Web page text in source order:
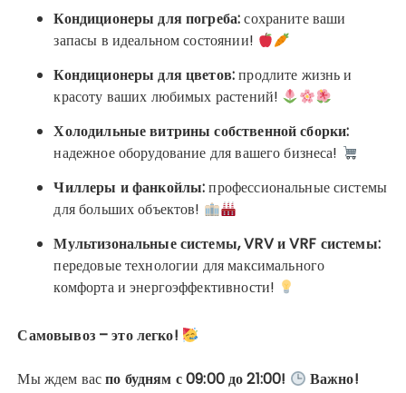
Кондиционеры для погреба:сохраните ваши
запасы в идеальном состоянии!
Кондиционеры для цветов:продлите жизнь и
красоту ваших любимых растений!
Холодильные витрины собственной сборки:
надежное оборудование для вашего бизнеса!
Чиллеры и фанкойлы:профессиональные системы
для больших объектов!
Мультизональные системы, VRV и VRF системы:
передовые технологии для максимального
комфорта и энергоэффективности!
Самовывоз – это легко!
Мы ждем васпо будням с 09:00 до 21:00!
Важно!